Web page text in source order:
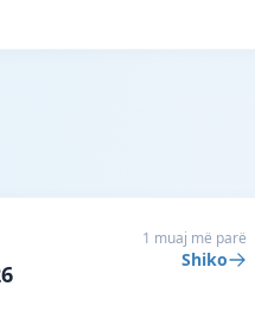
1 muaj më parë
Shiko